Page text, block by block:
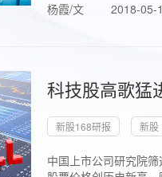
杨霞/文
2018-05-
科技股高歌猛
新股168研报 新股
中国上市公司研究院